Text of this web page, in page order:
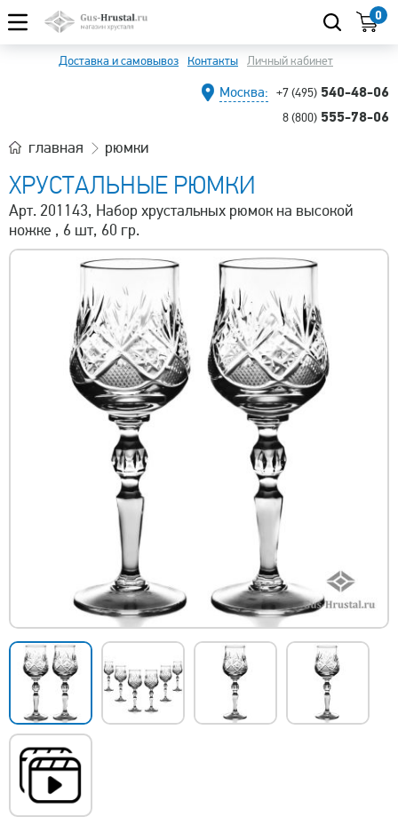
0
Доставка и самовывоз Контакты Личный кабинет
Москва: +7 (495) 540-48-06
8 (800) 555-78-06
главная рюмки
ХРУСТАЛЬНЫЕ РЮМКИ
Арт. 201143, Набор хрустальных рюмок на высокой
ножке , 6 шт, 60 гр.